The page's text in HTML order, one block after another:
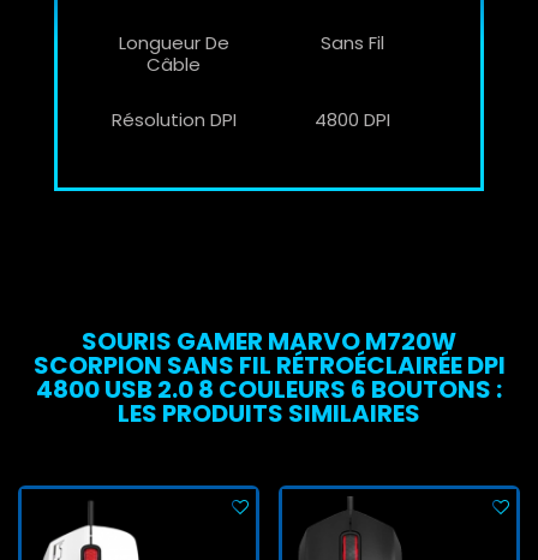
Longueur De
Câble
Sans Fil
Résolution DPI 4800 DPI
SOURIS GAMER MARVO M720W
SCORPION SANS FIL RÉTROÉCLAIRÉE DPI
4800 USB 2.0 8 COULEURS 6 BOUTONS :
LES PRODUITS SIMILAIRES